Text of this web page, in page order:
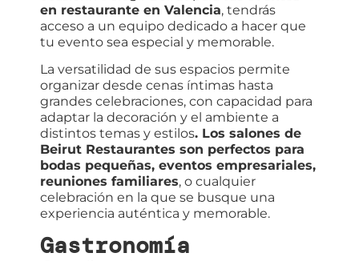
en restaurante en Valencia, tendrás
acceso a un equipo dedicado a hacer que
tu evento sea especial y memorable.
La versatilidad de sus espacios permite
organizar desde cenas íntimas hasta
grandes celebraciones, con capacidad para
adaptar la decoración y el ambiente a
distintos temas y estilos. Los salones de
Beirut Restaurantes son perfectos para
bodas pequeñas, eventos empresariales,
reuniones familiares, o cualquier
celebración en la que se busque una
experiencia auténtica y memorable.
Gastronomía